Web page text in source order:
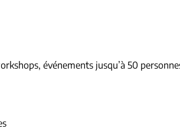
événements jusqu’à 50